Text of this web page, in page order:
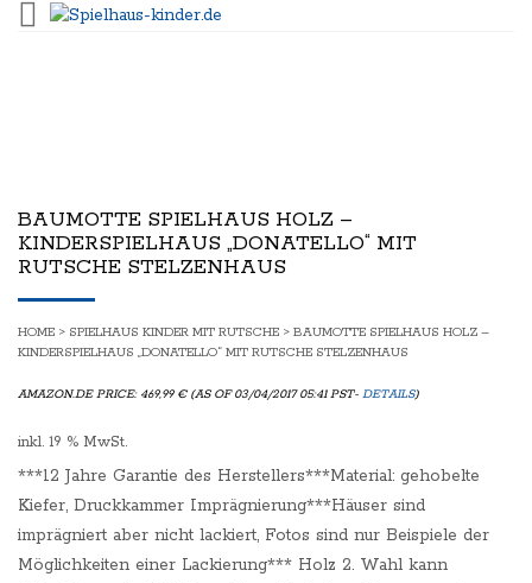
BAUMOTTE SPIELHAUS HOLZ –
KINDERSPIELHAUS „DONATELLO“ MIT
RUTSCHE STELZENHAUS
HOME > SPIELHAUS KINDER MIT RUTSCHE > BAUMOTTE SPIELHAUS HOLZ –
KINDERSPIELHAUS „DONATELLO“ MIT RUTSCHE STELZENHAUS
AMAZON.DE PRICE: 469,99 €(AS OF 03/04/2017 05:41 PST- DETAILS)
inkl. 19 % MwSt.
***12 Jahre Garantie des Herstellers***Material: gehobelte
Kiefer, Druckkammer Imprägnierung***Häuser sind
imprägniert aber nicht lackiert, Fotos sind nur Beispiele der
Möglichkeiten einer Lackierung*** Holz 2. Wahl kann